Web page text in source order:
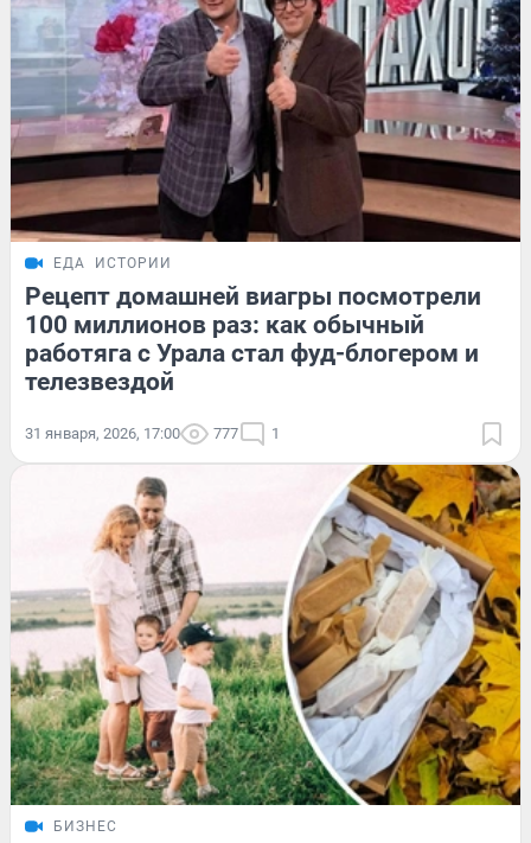
ЕДА ИСТОРИИ
Рецепт домашней виагры посмотрели
100 миллионов раз: как обычный
работяга с Урала стал фуд-блогером и
телезвездой
31 января, 2026, 17:00 777 1
БИЗНЕС